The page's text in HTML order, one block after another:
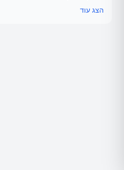
הצג עוד